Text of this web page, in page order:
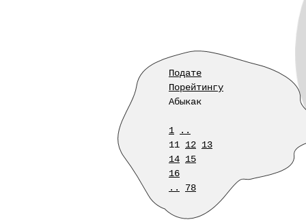
Подате
Порейтингу
Абыкак
1
..
11 12 13
14 15
16
..
78